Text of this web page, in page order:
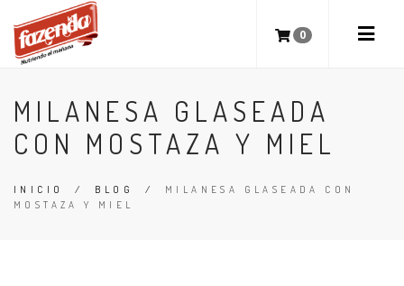
0
MILANESA GLASEADA
CON MOSTAZA Y MIEL
INICIO / BLOG / MILANESA GLASEADA CON
MOSTAZA Y MIEL